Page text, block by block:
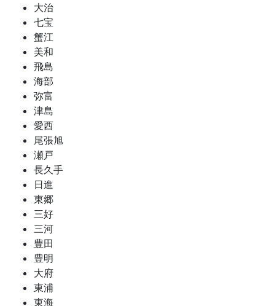
大治
七宝
蟹江
美和
飛島
海部
弥富
津島
愛西
尾張旭
瀬戸
長久手
日進
東郷
三好
三河
豊田
豊明
大府
東浦
東海